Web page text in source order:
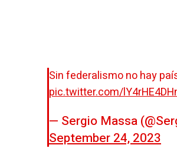
Sin federalismo no hay
pic.twitter.com/
— Sergio Massa
September 24, 2023